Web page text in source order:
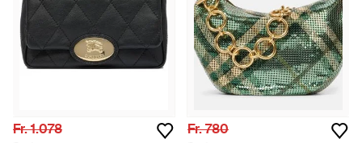
Fr. 1.078 Fr. 780